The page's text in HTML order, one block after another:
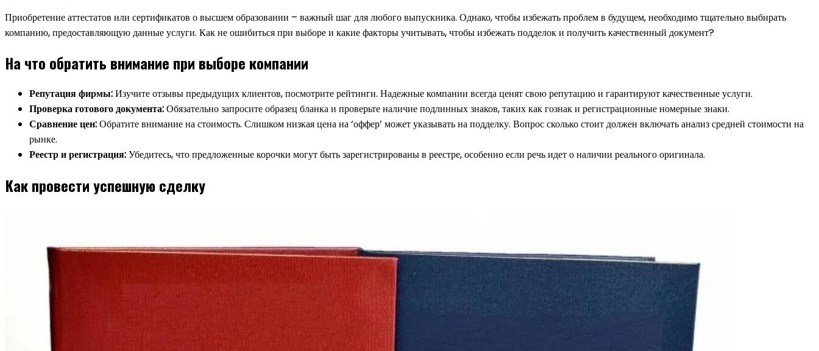
Приобретение аттестатов или сертификатов о высшем образовании – важный шаг для любого выпускника. Однако, чтобы избежать проблем в будущем, необходимо тщательно выбирать
компанию, предоставляющую данные услуги. Как не ошибиться при выборе и какие факторы учитывать, чтобы избежать подделок и получить качественный документ?
На что обратить внимание при выборе компании
Репутация фирмы:Изучите отзывы предыдущих клиентов, посмотрите рейтинги. Надежные компании всегда ценят свою репутацию и гарантируют качественные услуги.
Проверка готового документа:Обязательно запросите образец бланка и проверьте наличие подлинных знаков, таких как гознак и регистрационные номерные знаки.
Сравнение цен:Обратите внимание на стоимость. Слишком низкая цена на ‘оффер’ может указывать на подделку. Вопрос сколько стоит должен включать анализ средней стоимости на
рынке.
Реестр и регистрация:Убедитесь, что предложенные корочки могут быть зарегистрированы в реестре, особенно если речь идет о наличии реального оригинала.
Как провести успешную сделку